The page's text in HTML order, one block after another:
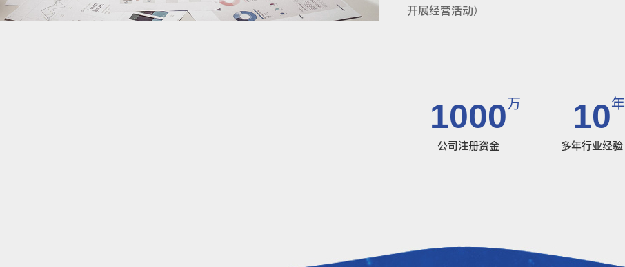
开展经营活动）
1000万
公司注册资金
10年
多年行业经验